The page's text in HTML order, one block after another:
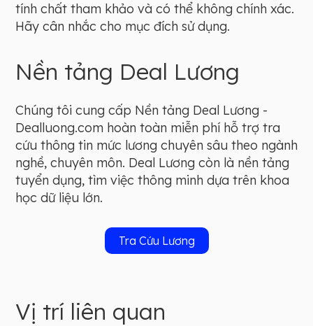
tính chất tham khảo và có thể không chính xác.
Hãy cân nhắc cho mục đích sử dụng.
Nền tảng Deal Lương
Chúng tôi cung cấp Nền tảng Deal Lương -
Dealluong.com hoàn toàn miễn phí hỗ trợ tra
cứu thông tin mức lương chuyên sâu theo ngành
nghề, chuyên môn. Deal Lương còn là nền tảng
tuyển dụng, tìm việc thông minh dựa trên khoa
học dữ liệu lớn.
Tra Cứu Lương
Vị trí liên quan